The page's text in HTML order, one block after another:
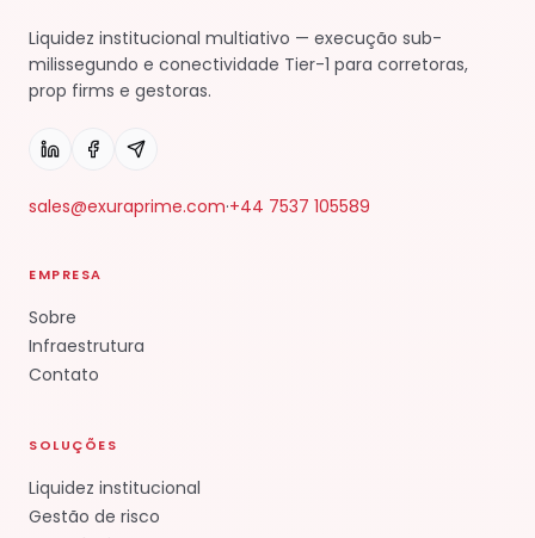
Liquidez institucional multiativo — execução sub-
milissegundo e conectividade Tier-1 para corretoras,
prop firms e gestoras.
sales@exuraprime.com·+44 7537 105589
EMPRESA
Sobre
Infraestrutura
Contato
SOLUÇÕES
Liquidez institucional
Gestão de risco